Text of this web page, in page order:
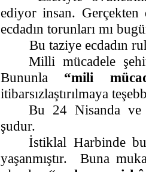
ediyor insan.
ecdadın torunları mı
Bu taziye ecdadın
Milli mücadele
Bununla “mili
itibarsızlaştırılmaya
Bu 24 Nisanda ve
şudur.
İstiklal Harbinde
yaşanmıştır.
Buna